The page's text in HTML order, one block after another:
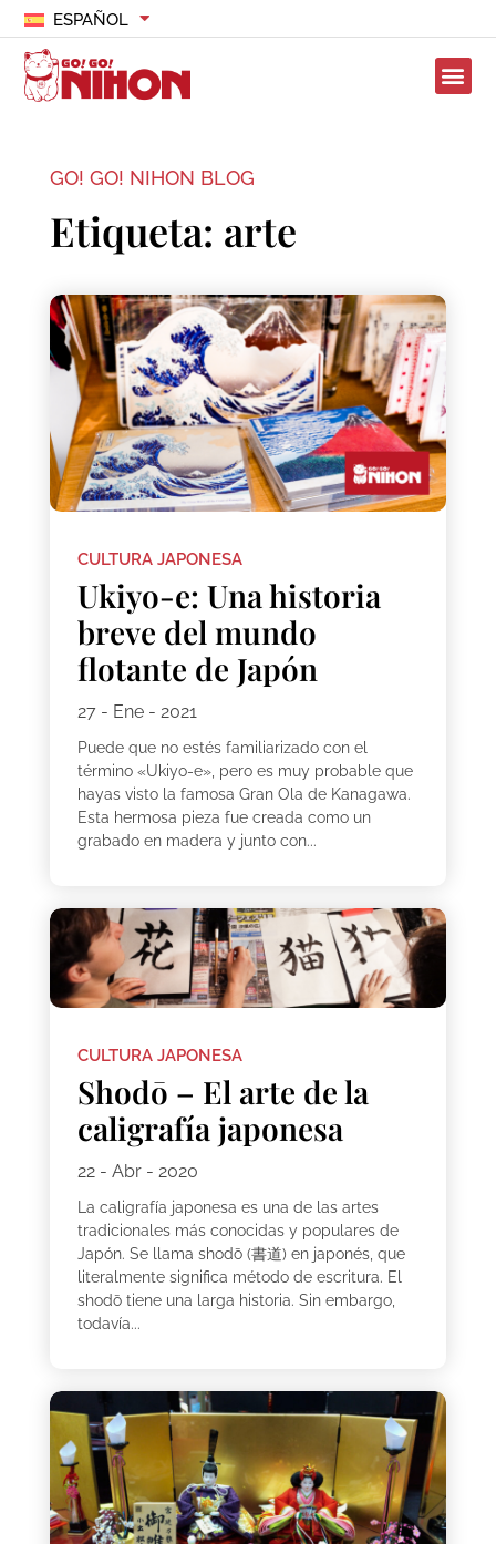
ESPAÑOL
GO! GO! NIHON BLOG
Etiqueta: arte
CULTURA JAPONESA
Ukiyo-e: Una historia
breve del mundo
flotante de Japón
27 - Ene - 2021
Puede que no estés familiarizado con el
término «Ukiyo-e», pero es muy probable que
hayas visto la famosa Gran Ola de Kanagawa.
Esta hermosa pieza fue creada como un
grabado en madera y junto con...
CULTURA JAPONESA
Shodō – El arte de la
caligrafía japonesa
22 - Abr - 2020
La caligrafía japonesa es una de las artes
tradicionales más conocidas y populares de
Japón. Se llama shodō (書道) en japonés, que
literalmente significa método de escritura. El
shodō tiene una larga historia. Sin embargo,
todavía...